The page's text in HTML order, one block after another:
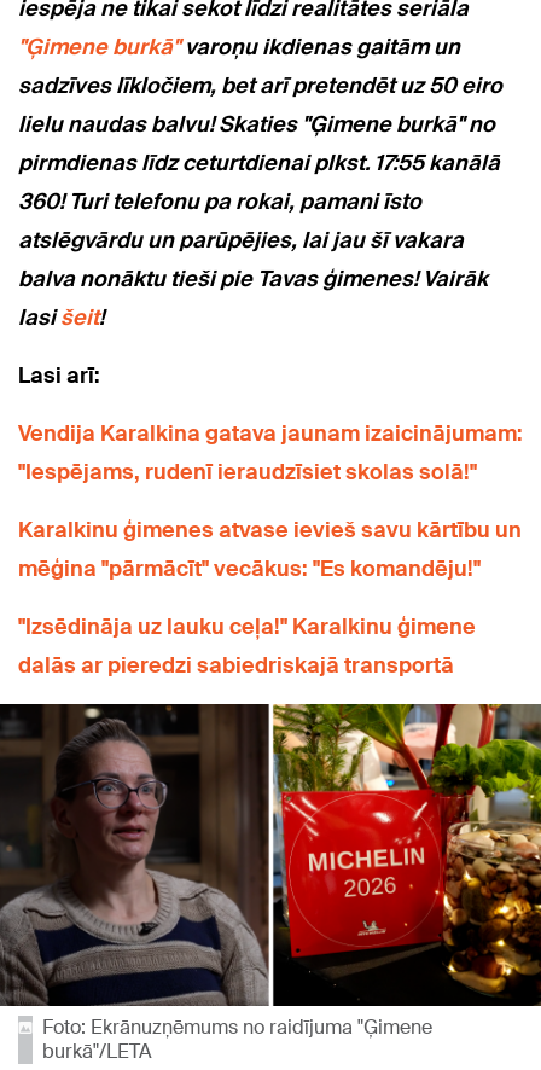
iespēja ne tikai sekot līdzi realitātes seriāla
"Ģimene burkā"varoņu ikdienas gaitām un
sadzīves līkločiem, bet arī pretendēt uz 50 eiro
lielu naudas balvu! Skaties "Ģimene burkā" no
pirmdienas līdz ceturtdienai plkst. 17:55 kanālā
360! Turi telefonu pa rokai, pamani īsto
atslēgvārdu un parūpējies, lai jau šī vakara
balva nonāktu tieši pie Tavas ģimenes! Vairāk
lasišeit!
Lasi arī:
Vendija Karalkina gatava jaunam izaicinājumam:
"Iespējams, rudenī ieraudzīsiet skolas solā!"
Karalkinu ģimenes atvase ievieš savu kārtību un
mēģina "pārmācīt" vecākus: "Es komandēju!"
"Izsēdināja uz lauku ceļa!" Karalkinu ģimene
dalās ar pieredzi sabiedriskajā transportā
Foto: Ekrānuzņēmums no raidījuma "Ģimene
burkā"/LETA